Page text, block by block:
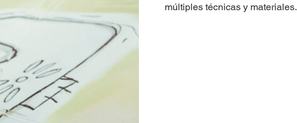
múltiples técnicas y materiales.